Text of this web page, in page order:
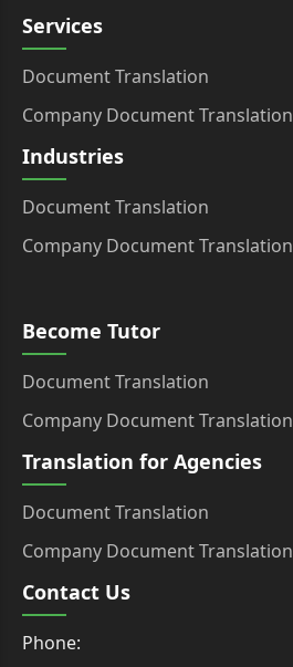
Services
Document Translation
Company Document Translation
Industries
Document Translation
Company Document Translation
Become Tutor
Document Translation
Company Document Translation
Translation for Agencies
Document Translation
Company Document Translation
Contact Us
Phone: